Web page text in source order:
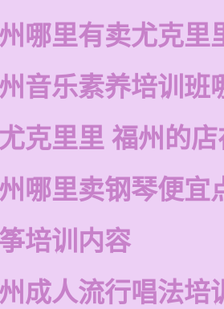
哪里有卖尤克里
音乐素养培训班
克里里 福州的
哪里卖钢琴便宜
培训内容
成人流行唱法培